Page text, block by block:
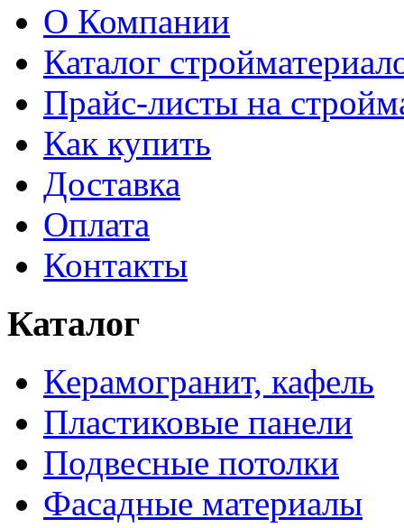
О Компании
Каталог
Прайс-листы на
Как купить
Доставка
Оплата
Контакты
Каталог
Керамогранит, кафель
Пластиковые панели
Подвесные потолки
Фасадные материалы